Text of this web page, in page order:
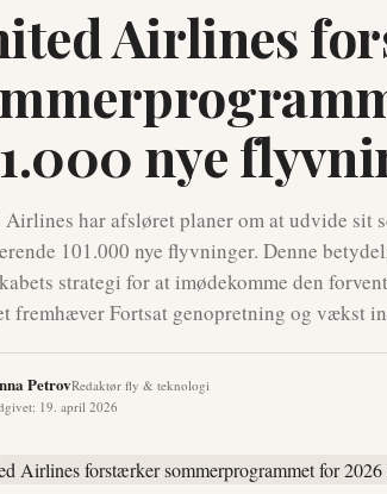
Airlines
nye
har afsløret planer om at udvide sit
101.000 nye flyvninger. Denne
strategi for at imødekomme den
fremhæver Fortsat genopretning og vækst
PetrovRedaktør fly & teknologi
: 19. april 2026